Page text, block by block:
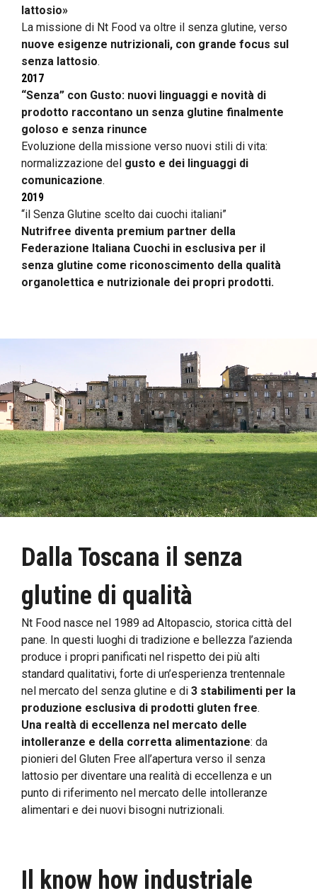
lattosio»
La missione di Nt Food va oltre il senza glutine, verso
nuove esigenze nutrizionali, con grande focus sul
senza lattosio.
2017
“Senza” con Gusto: nuovi linguaggi e novità di
prodotto raccontano un senza glutine finalmente
goloso e senza rinunce
Evoluzione della missione verso nuovi stili di vita:
normalizzazione del gusto e dei linguaggi di
comunicazione.
2019
“il Senza Glutine scelto dai cuochi italiani”
Nutrifree diventa premium partner della
Federazione Italiana Cuochi in esclusiva per il
senza glutine come riconoscimento della qualità
organolettica e nutrizionale dei propri prodotti.
Dalla Toscana il senza
glutine di qualità
Nt Food nasce nel 1989 ad Altopascio, storica città del
pane. In questi luoghi di tradizione e bellezza l’azienda
produce i propri panificati nel rispetto dei più alti
standard qualitativi, forte di un’esperienza trentennale
nel mercato del senza glutine e di 3 stabilimenti per la
produzione esclusiva di prodotti gluten free.
Una realtà di eccellenza nel mercato delle
intolleranze e della corretta alimentazione: da
pionieri del Gluten Free all’apertura verso il senza
lattosio per diventare una realità di eccellenza e un
punto di riferimento nel mercato delle intolleranze
alimentari e dei nuovi bisogni nutrizionali.
Il know how industriale